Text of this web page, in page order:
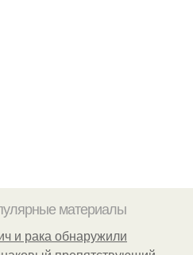
материалы
и рака обнаружили